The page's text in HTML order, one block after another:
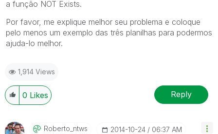
a função NOT Exists.
Por favor, me explique melhor seu problema e coloque
pelo menos um exemplo das três planilhas para podermos
ajuda-lo melhor.
1,914 Views
0 Likes Reply
Roberto_ntws ‎2014-10-24 06:37 AM